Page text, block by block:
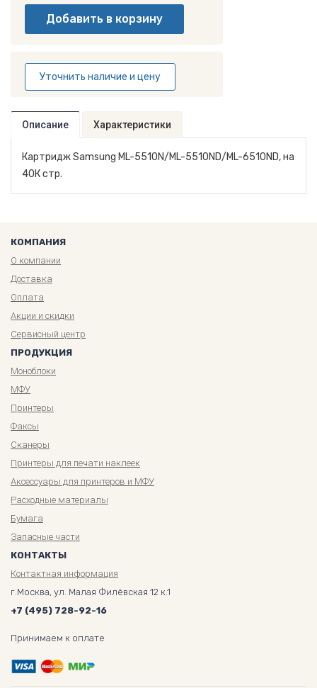
Уточнить наличие и цену
Описание Характеристики
Картридж Samsung ML-5510N/ML-5510ND/ML-6510ND, на
40К стр.
КОМПАНИЯ
О компании
Доставка
Оплата
Акции и скидки
Сервисный центр
ПРОДУКЦИЯ
Моноблоки
МФУ
Принтеры
Факсы
Сканеры
Принтеры для печати наклеек
Аксессуары для принтеров и МФУ
Расходные материалы
Бумага
Запасные части
КОНТАКТЫ
Контактная информация
г.Москва, ул. Малая Филёвская 12 к.1
+7 (495) 728-92-16
Принимаем к оплате